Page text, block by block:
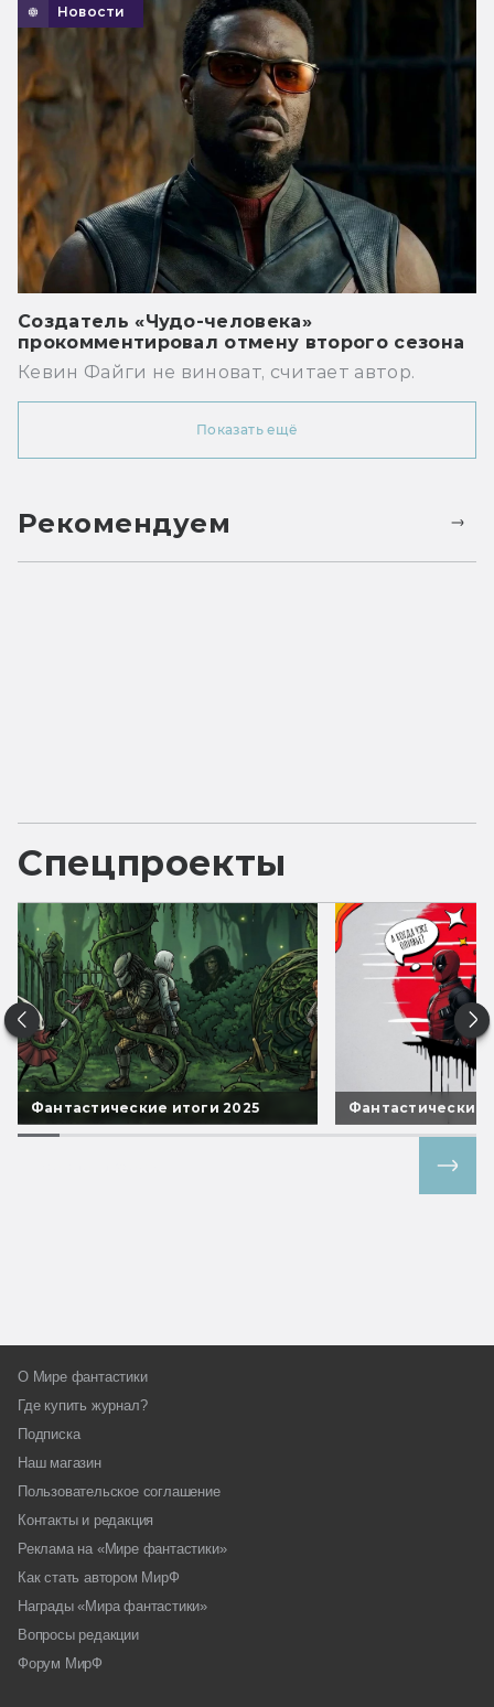
Новости
Создатель «Чудо-человека»
прокомментировал отмену второго сезона
Кевин Файги не виноват, считает автор.
Показать ещё
Рекомендуем
Спецпроекты
Фантастические итоги 2025 Фантастические
О Мире фантастики
Где купить журнал?
Подписка
Наш магазин
Пользовательское соглашение
Контакты и редакция
Реклама на «Мире фантастики»
Как стать автором МирФ
Награды «Мира фантастики»
Вопросы редакции
Форум МирФ